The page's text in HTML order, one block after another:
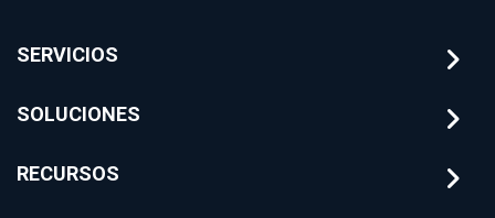
SERVICIOS
SOLUCIONES
RECURSOS